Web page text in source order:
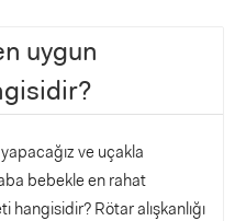
uygun
ve uçakla
bebekle en rahat
hangisidir? Rötar alışkanlığı